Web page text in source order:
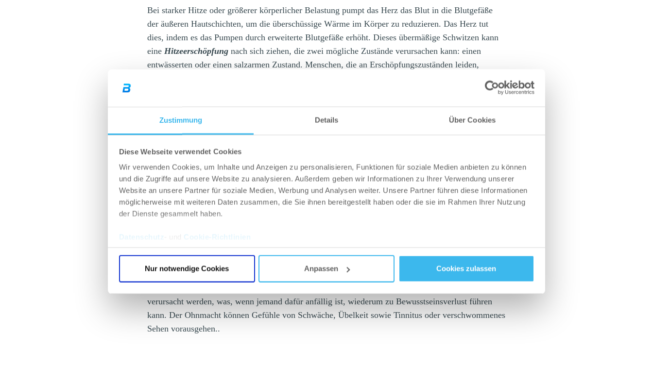
Zustimmung Details Über Cookies
Diese Webseite verwendet Cookies
Wir verwenden Cookies, um Inhalte und Anzeigen zu personalisieren, Funktionen für soziale Medien anbieten zu können
und die Zugriffe auf unsere Website zu analysieren. Außerdem geben wir Informationen zu Ihrer Verwendung unserer
Website an unsere Partner für soziale Medien, Werbung und Analysen weiter. Unsere Partner führen diese Informationen
möglicherweise mit weiteren Daten zusammen, die Sie ihnen bereitgestellt haben oder die sie im Rahmen Ihrer Nutzung
der Dienste gesammelt haben.
Datenschutz Cookie-Richtlinien
Nur notwendige Cookies Anpassen Cookies zulassen
Bei starker Hitze oder größerer körperlicher Belastung pumpt das Herz das Blut in die Blutgefäße
der äußeren Hautschichten, um die überschüssige Wärme im Körper zu reduzieren. Das Herz tut
dies, indem es das Pumpen durch erweiterte Blutgefäße erhöht. Dieses übermäßige Schwitzen kann
eine Hitzeerschöpfung nach sich ziehen, die zwei mögliche Zustände verursachen kann: einen
entwässerten oder einen salzarmen Zustand. Menschen, die an Erschöpfungszuständen leiden,
In Fällen, in denen Wärme mit einer hohen Feuchtigkeit gekoppelt ist und Schweiß nicht über die
Haut verdunsten kann, ist die Wärmeabgabe gehemmt und kann somit zu einemHitzestauführen.
Neben hohem Puls kommt es zu Übelkeit, Erbrechen, verschwitzter Haut und trockenem Mund.
Hitzekollaps (Ohnmacht aufrund des heißen Wetters)
einige Minuten), daher ist sie leicht zu erkennen. Da das Blut zur Unterstützung der Wärmeableitung
verursacht werden, was, wenn jemand dafür anfällig ist, wiederum zu Bewusstseinsverlust führen
kann. Der Ohnmacht können Gefühle von Schwäche, Übelkeit sowie Tinnitus oder verschwommenes
Sehen vorausgehen..